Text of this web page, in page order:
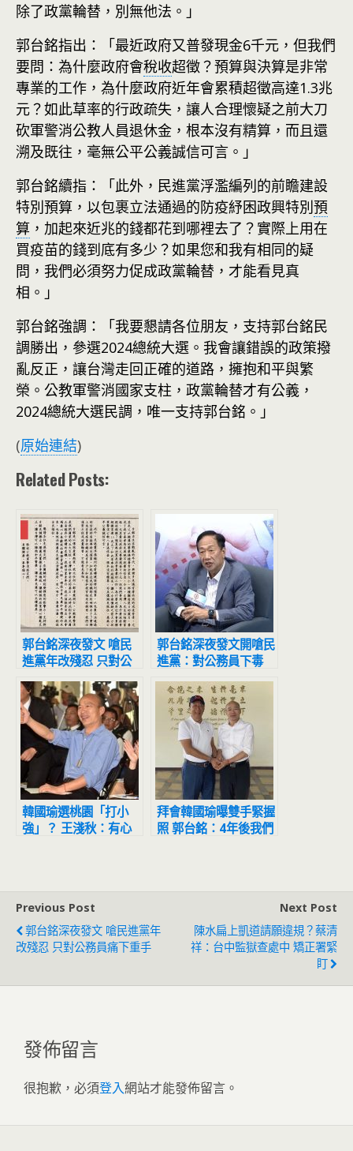
除了政黨輪替，別無他法。」
郭台銘指出：「最近政府又普發現金6千元，但我們
要問：為什麼政府會稅收超徵？預算與決算是非常
專業的工作，為什麼政府近年會累積超徵高達1.3兆
元？如此草率的行政疏失，讓人合理懷疑之前大刀
砍軍警消公教人員退休金，根本沒有精算，而且還
溯及既往，毫無公平公義誠信可言。」
郭台銘續指：「此外，民進黨浮濫編列的前瞻建設
特別預算，以包裹立法通過的防疫紓困政興特別預
算 ，加起來近兆的錢都花到哪裡去了？實際上用在
買疫苗的錢到底有多少？如果您和我有相同的疑
問，我們必須努力促成政黨輪替，才能看見真
相。」
郭台銘強調：「我要懇請各位朋友，支持郭台銘民
調勝出，參選2024總統大選。我會讓錯誤的政策撥
亂反正，讓台灣走回正確的道路，擁抱和平與繁
榮。公教軍警消國家支柱，政黨輪替才有公義，
2024總統大選民調，唯一支持郭台銘。」
(原始連結)
Related Posts:
郭台銘深夜發文 嗆民
進黨年改殘忍 只對公
務員痛下重手
郭台銘深夜發文開嗆民
進黨：對公務員下毒
手，叫人心如刀割
韓國瑜選桃園「打小
強」？ 王淺秋：有心
拜會韓國瑜曝雙手緊握
照 郭台銘：4年後我們
Previous Post
郭台銘深夜發文 嗆民進黨年
改殘忍 只對公務員痛下重手
Next Post
陳水扁上凱道請願違規？蔡清
祥：台中監獄查處中 矯正署緊
盯
發佈留言
很抱歉，必須登入網站才能發佈留言。